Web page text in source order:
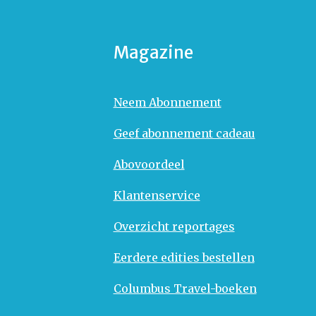
Magazine
Neem Abonnement
Geef abonnement cadeau
Abovoordeel
Klantenservice
Overzicht reportages
Eerdere edities bestellen
Columbus Travel-boeken